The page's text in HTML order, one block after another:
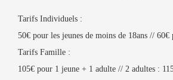
Tarifs Individuels :
50€ pour les jeunes de moins de 18ans // 60€
Tarifs Famille :
105€ pour 1 jeune + 1 adulte // 2 adultes :